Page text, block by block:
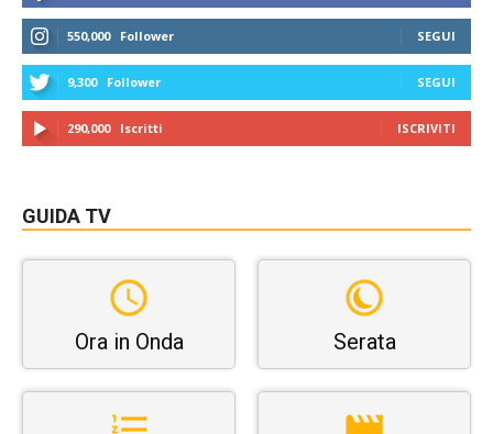
550,000 Follower SEGUI
9,300 Follower SEGUI
290,000 Iscritti ISCRIVITI
GUIDA TV
Ora in Onda Serata